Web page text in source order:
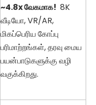
~4.8x வேகமாக! 8K
வீடியோ, VR/AR,
மிகப்பெரிய கோப்பு
பரிமாற்றங்கள், தரவு மைய
பயன்பாடுகளுக்கு வழி
வகுக்கிறது.